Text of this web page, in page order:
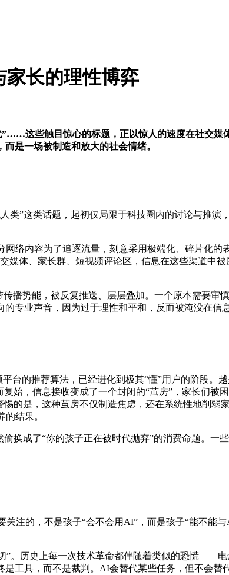
长的理性博弈
这些触目惊心的标题，正以惊人的速度在社交媒
是一场被制造和放大的社会情绪。
”这类话题，起初仅局限于科技圈内的讨论与推演
络内容为了追逐流量，刻意采用极端化、碎片化的
体、家长群、短视频评论区，信息在这些渠道中
势能，被反复推送、层层叠加。一个原本需要审
专业声音，因为过于理性和平和，反而被淹没在信
台的推荐算法，已经进化到极其“懂”用户的阶段。
始，信息接收变成了一个封闭的“茧房”，家长们被
的是，这种茧房不仅制造焦虑，还在系统性地削弱
结果。
换成了“你的孩子正在被时代抛弃”的消费命题。一
注的，不是孩子“会不会用AI”，而是孩子“能不能
”。历史上每一次技术革命都伴随着类似的恐慌——
工具，而不是裁判。AI会替代某些任务，但不会替